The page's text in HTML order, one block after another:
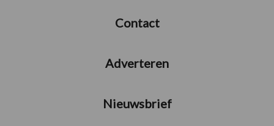
Contact
Adverteren
Nieuwsbrief